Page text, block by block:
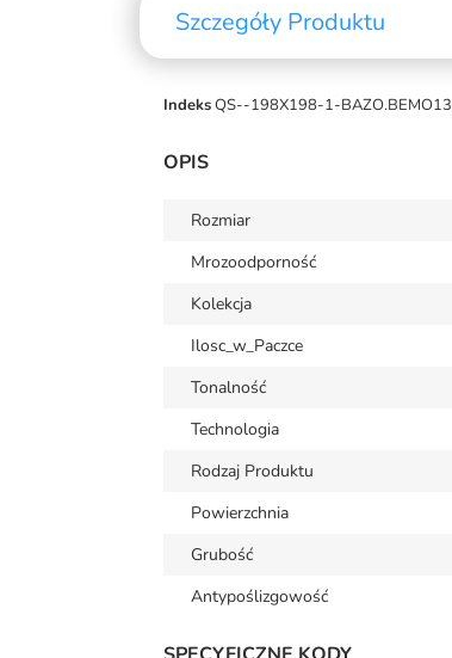
Szczegóły Produktu
IndeksQS--198X198-1-BAZO.BEMO13
OPIS
Rozmiar
Mrozoodporność
Kolekcja
Ilosc_w_Paczce
Tonalność
Technologia
Rodzaj Produktu
Powierzchnia
Grubość
Antypoślizgowość